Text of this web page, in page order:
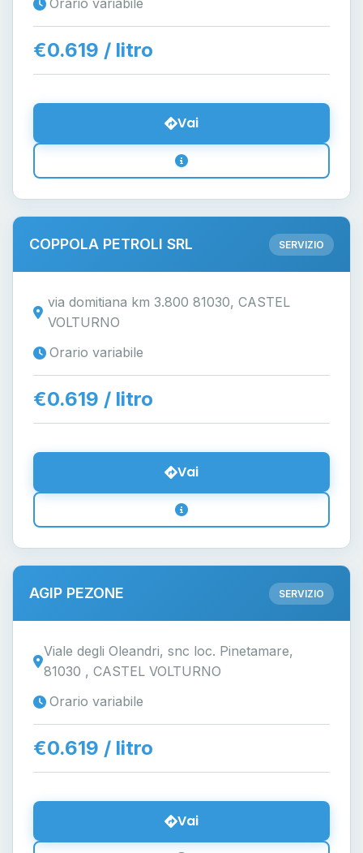
Orario variabile
€0.619 / litro
Vai
COPPOLA PETROLI SRL SERVIZIO
via domitiana km 3.800 81030, CASTEL
VOLTURNO
Orario variabile
€0.619 / litro
Vai
AGIP PEZONE SERVIZIO
Viale degli Oleandri, snc loc. Pinetamare,
81030 , CASTEL VOLTURNO
Orario variabile
€0.619 / litro
Vai